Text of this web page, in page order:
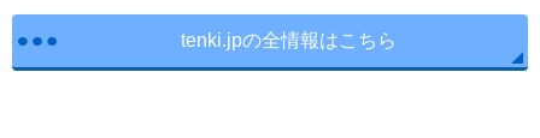
tenki.jpの全情報はこちら